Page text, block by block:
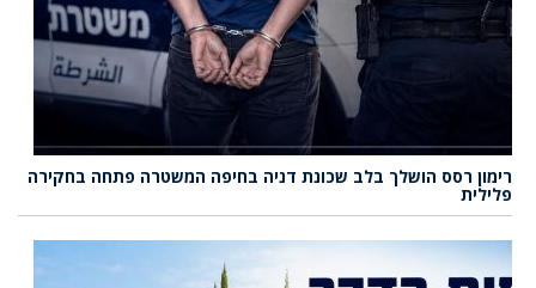
רימון רסס הושלך בלב שכונת דניה בחיפה המשטרה פתחה בחקירה
פלילית